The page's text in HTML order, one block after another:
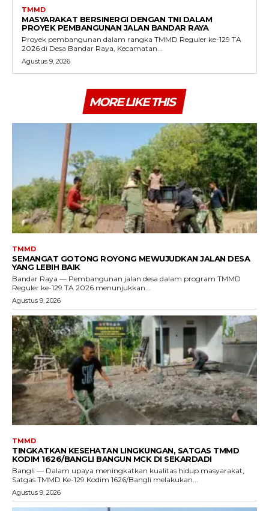
TMMD
MASYARAKAT BERSINERGI DENGAN TNI DALAM
PROYEK PEMBANGUNAN JALAN BANDAR RAYA
Proyek pembangunan dalam rangka TMMD Reguler ke-129 TA
2026 di Desa Bandar Raya, Kecamatan...
Agustus 9, 2026
MORE LIKE THIS
TMMD
SEMANGAT GOTONG ROYONG MEWUJUDKAN JALAN DESA
YANG LEBIH BAIK
Bandar Raya — Pembangunan jalan desa dalam program TMMD
Reguler ke-129 TA 2026 menunjukkan...
Agustus 9, 2026
TMMD
TINGKATKAN KESEHATAN LINGKUNGAN, SATGAS TMMD
KODIM 1626/BANGLI BANGUN MCK DI SEKARDADI
Bangli — Dalam upaya meningkatkan kualitas hidup masyarakat,
Satgas TMMD Ke-129 Kodim 1626/Bangli melakukan...
Agustus 9, 2026